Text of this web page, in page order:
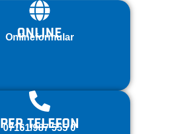
ONLINE
Onlineformular
PER TELEFON
07161/987 555 0